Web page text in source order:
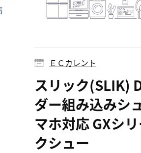
ＥＣカレント
スリック(SLIK)
ダー組み込みシ
マホ対応 GXシ
クシュー